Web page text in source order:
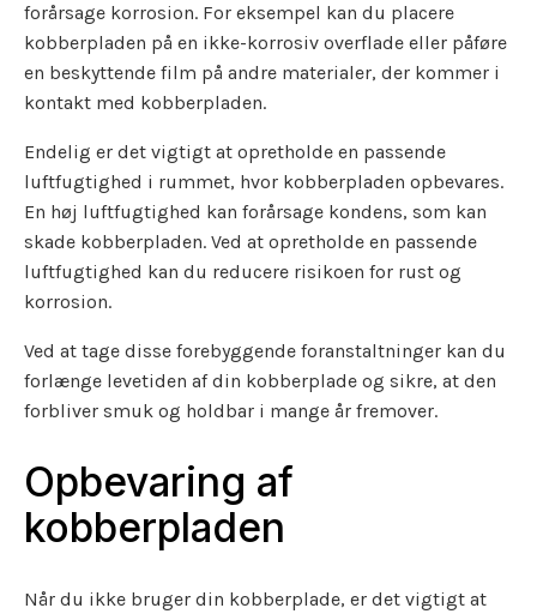
forårsage korrosion. For eksempel kan du placere
kobberpladen på en ikke-korrosiv overflade eller påføre
en beskyttende film på andre materialer, der kommer i
kontakt med kobberpladen.
Endelig er det vigtigt at opretholde en passende
luftfugtighed i rummet, hvor kobberpladen opbevares.
En høj luftfugtighed kan forårsage kondens, som kan
skade kobberpladen. Ved at opretholde en passende
luftfugtighed kan du reducere risikoen for rust og
korrosion.
Ved at tage disse forebyggende foranstaltninger kan du
forlænge levetiden af din kobberplade og sikre, at den
forbliver smuk og holdbar i mange år fremover.
Opbevaring af
kobberpladen
Når du ikke bruger din kobberplade, er det vigtigt at